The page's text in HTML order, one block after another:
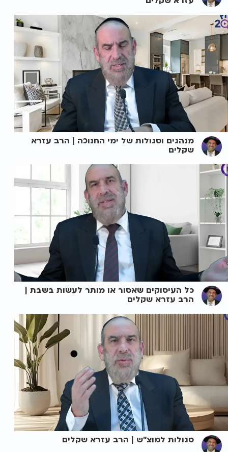
מנהגים וסגולות של ימי החנוכה | הרב עזרא
שקלים
כל העיסוקים שאסור או מותר לעשות בשבת |
הרב עזרא שקלים
סגולות למוצ"ש | הרב עזרא שקלים